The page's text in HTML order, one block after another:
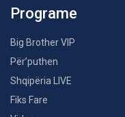
Programe
Big Brother VIP
Për’puthen
Shqipëria LIVE
Fiks Fare